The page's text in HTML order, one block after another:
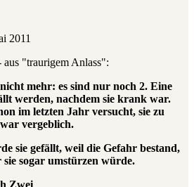
2011
aus "traurigem Anlass":
mehr: es sind nur noch 2. Eine
werden, nachdem sie krank war.
im letzten Jahr versucht, sie zu
vergeblich.
sie gefällt, weil die Gefahr bestand,
sie sogar umstürzen würde.